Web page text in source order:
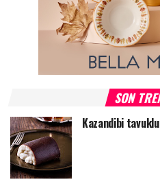
SON
Kazandibi